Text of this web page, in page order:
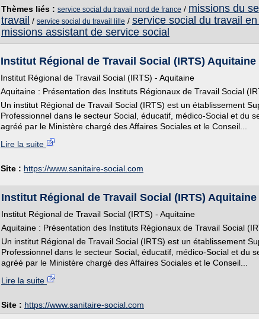
Thèmes liés : service social du travail nord de france / missions du
travail / service social du travail lille / service social du travail
missions assistant de service social
Institut Régional de Travail Social (IRTS) Aquitaine
Institut Régional de Travail Social (IRTS) - Aquitaine
Aquitaine : Présentation des Instituts Régionaux de Travail Social
Un institut Régional de Travail Social (IRTS) est un établissement
Professionnel dans le secteur Social, éducatif, médico-Social et du
agréé par le Ministère chargé des Affaires Sociales et le Conseil...
Lire la suite
Site : https://www.sanitaire-social.com
Institut Régional de Travail Social (IRTS) Aquitaine
Institut Régional de Travail Social (IRTS) - Aquitaine
Aquitaine : Présentation des Instituts Régionaux de Travail Social
Un institut Régional de Travail Social (IRTS) est un établissement
Professionnel dans le secteur Social, éducatif, médico-Social et du
agréé par le Ministère chargé des Affaires Sociales et le Conseil...
Lire la suite
Site : https://www.sanitaire-social.com